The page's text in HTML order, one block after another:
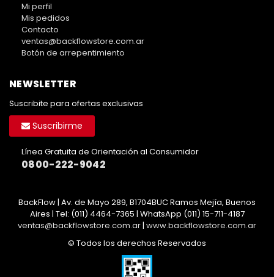
Mi perfil
Mis pedidos
Contacto
ventas@backflowstore.com.ar
Botón de arrepentimiento
NEWSLETTER
Suscribite para ofertas exclusivas
Suscribirme
Línea Gratuita de Orientación al Consumidor
0800-222-9042
BackFlow | Av. de Mayo 289, B1704BUC Ramos Mejía, Buenos
Aires | Tel: (011) 4464-7365 | WhatsApp (011) 15-711-4187
ventas@backflowstore.com.ar| www.backflowstore.com.ar
© Todos los derechos Reservados